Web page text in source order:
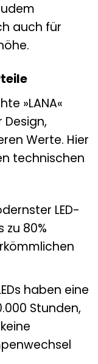
auch für
»LANA«
Werte. Hier
technischen
LED-
zu 80%
haben eine
Stunden,